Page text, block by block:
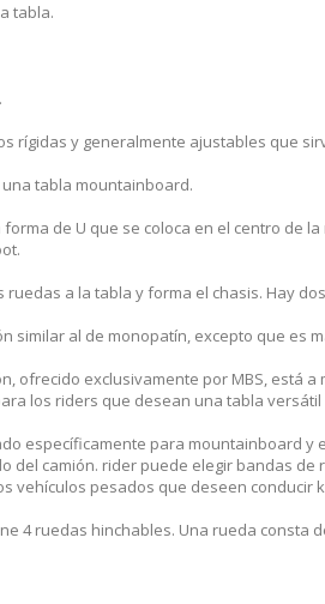
tabla.
rígidas y generalmente ajustables que
tabla mountainboard.
forma de U que se coloca en el centro de
ruedas a la tabla y forma el chasis. Hay
similar al de monopatín, excepto que es
ofrecido exclusivamente por MBS, está
los riders que desean una tabla versátil
específicamente para mountainboard y
del camión. rider puede elegir bandas
vehículos pesados que deseen conducir
4 ruedas hinchables. Una rueda consta